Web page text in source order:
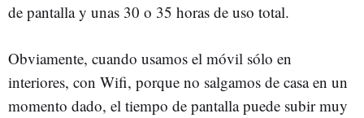
de pantalla y unas 30 o 35 horas de uso total.
Obviamente, cuando usamos el móvil sólo en
interiores, con Wifi, porque no salgamos de casa en un
momento dado, el tiempo de pantalla puede subir muy